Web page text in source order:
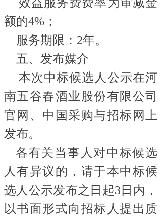
额的4%；
服务期限： 2年。
五、发布媒介
本次中标候选人公示在河
南五谷春酒业股份有限公司
官网、中国采购与招标网上
发布。
各有关当事人对中标候选
人有异议的，请于本中标候
选人公示发布之日起3日内，
以书面形式向招标人提出质